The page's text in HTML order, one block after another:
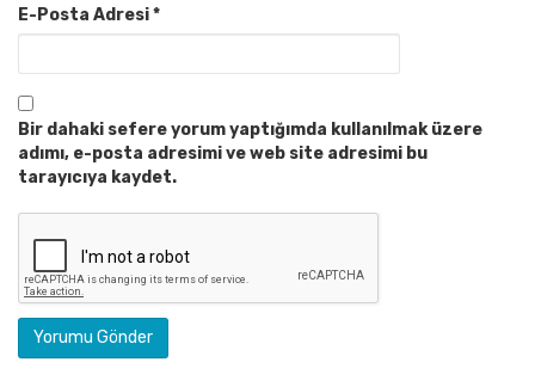
E-Posta Adresi*
Bir dahaki sefere yorum yaptığımda kullanılmak üzere
adımı, e-posta adresimi ve web site adresimi bu
tarayıcıya kaydet.